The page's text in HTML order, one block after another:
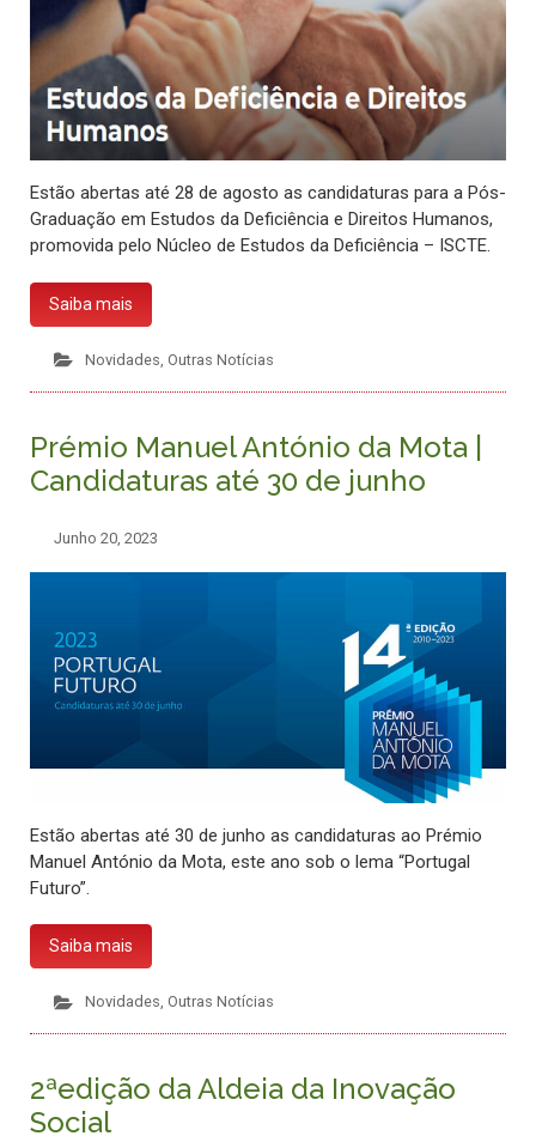
Estão abertas até 28 de agosto as candidaturas para a Pós-
Graduação em Estudos da Deficiência e Direitos Humanos,
promovida pelo Núcleo de Estudos da Deficiência – ISCTE.
Saiba mais
Novidades Outras Notícias
Prémio Manuel António da Mota |
Candidaturas até 30 de junho
Junho 20, 2023
Estão abertas até 30 de junho as candidaturas ao Prémio
Manuel António da Mota, este ano sob o lema “Portugal
Futuro”.
Saiba mais
Novidades, Outras Notícias
2ªedição da Aldeia da Inovação
Social